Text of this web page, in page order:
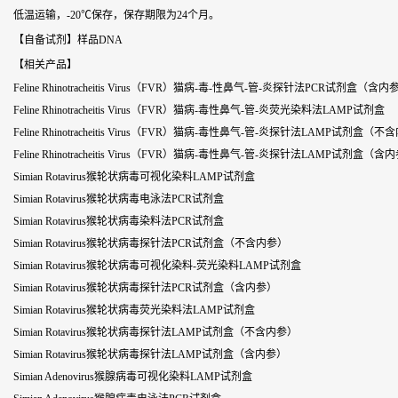
低温运输，-20℃保存，保存期限为24个月。
【自备试剂】样品DNA
【相关产品】
Feline Rhinotracheitis Virus（FVR）猫病-毒-性鼻气-管-炎探针法PCR试剂盒（含内参
Feline Rhinotracheitis Virus（FVR）猫病-毒性鼻气-管-炎荧光染料法LAMP试剂盒
Feline Rhinotracheitis Virus（FVR）猫病-毒性鼻气-管-炎探针法LAMP试剂盒（不含
Feline Rhinotracheitis Virus（FVR）猫病-毒性鼻气-管-炎探针法LAMP试剂盒（含内
Simian Rotavirus猴轮状病毒可视化染料LAMP试剂盒
Simian Rotavirus猴轮状病毒电泳法PCR试剂盒
Simian Rotavirus猴轮状病毒染料法PCR试剂盒
Simian Rotavirus猴轮状病毒探针法PCR试剂盒（不含内参）
Simian Rotavirus猴轮状病毒可视化染料-荧光染料LAMP试剂盒
Simian Rotavirus猴轮状病毒探针法PCR试剂盒（含内参）
Simian Rotavirus猴轮状病毒荧光染料法LAMP试剂盒
Simian Rotavirus猴轮状病毒探针法LAMP试剂盒（不含内参）
Simian Rotavirus猴轮状病毒探针法LAMP试剂盒（含内参）
Simian Adenovirus猴腺病毒可视化染料LAMP试剂盒